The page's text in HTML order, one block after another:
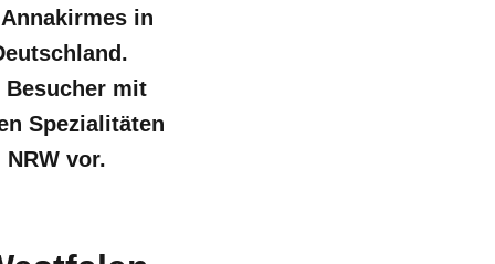
in
Besucher mit
Spezialitäten
vor.